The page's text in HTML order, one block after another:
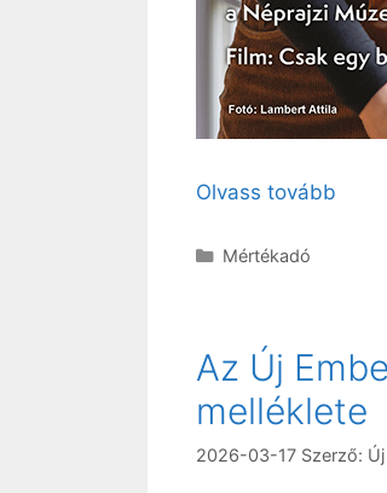
Olvass tovább
Kategória
Mértékadó
Az Új
melléklete
2026-03-17 Szerző: